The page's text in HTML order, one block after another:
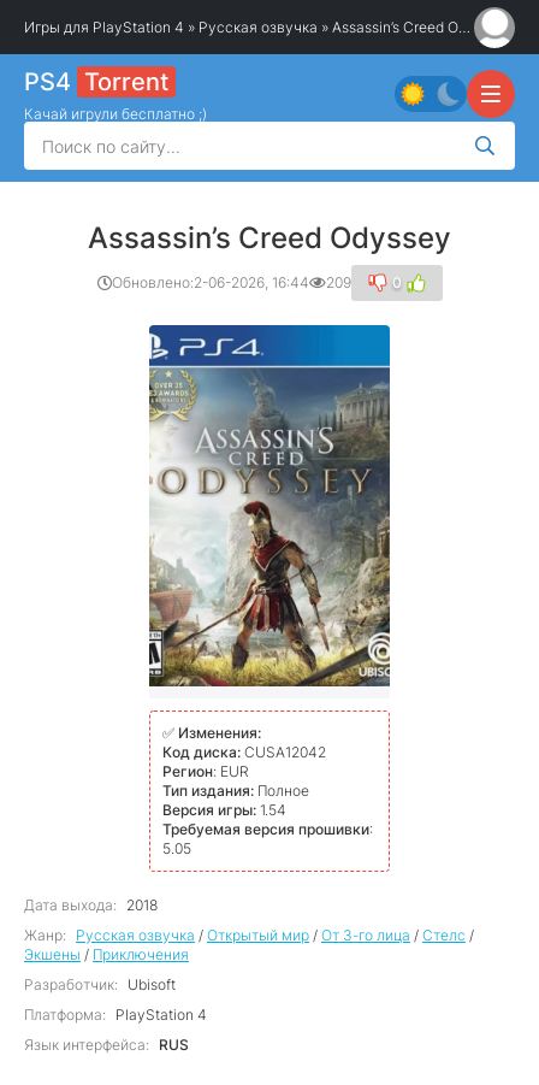
Игры для PlayStation 4 » Русская озвучка » Assassin’s Creed Odyssey
PS4 Torrent
Качай игрули бесплатно ;)
Assassin’s Creed Odyssey
Обновлено:2-06-2026, 16:44 209 0
✅ Изменения:
Код диска: CUSA12042
Регион: EUR
Тип издания: Полное
Версия игры: 1.54
Требуемая версия прошивки:
5.05
Дата выхода:
2018
Жанр:
Русская озвучка / Открытый мир / От 3-го лица / Стелс /
Экшены / Приключения
Разработчик:
Ubisoft
Платформа:
PlayStation 4
Язык интерфейса:
RUS